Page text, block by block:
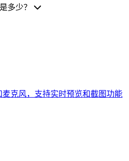
多少？
麦克风，支持实时预览和截图功能